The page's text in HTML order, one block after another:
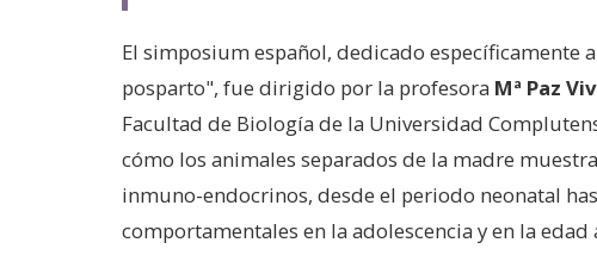
El simposium español, dedicado específicamente
posparto", fue dirigido por la profesora Mª Paz
Facultad de Biología de la Universidad
cómo los animales separados de la madre
inmuno-endocrinos, desde el periodo neonatal
comportamentales en la adolescencia y en la